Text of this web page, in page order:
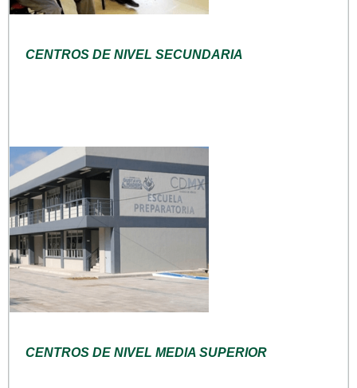
CENTROS DE NIVEL SECUNDARIA
CENTROS DE NIVEL MEDIA SUPERIOR